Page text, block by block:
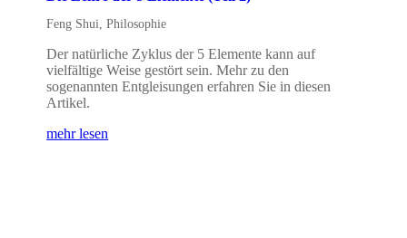
Feng Shui ,Philosophie
Der natürliche Zyklus der 5 Elemente kann auf
vielfältige Weise gestört sein. Mehr zu den
sogenannten Entgleisungen erfahren Sie in diesen
Artikel.
mehr lesen